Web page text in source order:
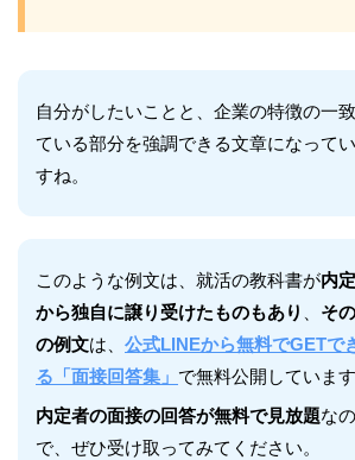
自分がしたいことと、企業の特徴の一
ている部分を強調できる文章になって
すね。
このような例文は、就活の教科書が内
から独自に譲り受けたものもあり
そ
の例文は、 公式LINEから無料でGETで
る「面接回答集」 で無料公開しています
内定者の面接の回答が無料で見放題なの
で、ぜひ受け取ってみてください。